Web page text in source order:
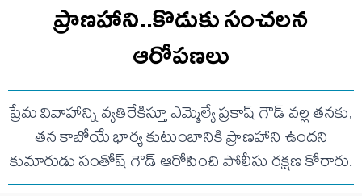
ప్రాణహాని..కొడుకు సంచలన
ఆరోపణలు
ప్రేమ వివాహాన్ని వ్యతిరేకిస్తూ ఎమ్మెల్యే ప్రకాష్ గౌడ్ వల్ల తనకు,
తన కాబోయే భార్య కుటుంబానికి ప్రాణహాని ఉందని
కుమారుడు సంతోష్ గౌడ్ ఆరోపించి పోలీసు రక్షణ కోరారు.